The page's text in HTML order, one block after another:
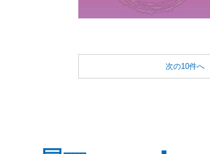
次の10件へ